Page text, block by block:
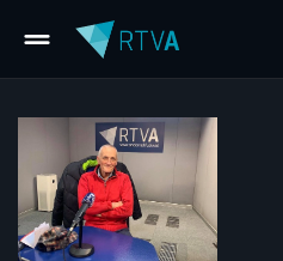
drag_handle